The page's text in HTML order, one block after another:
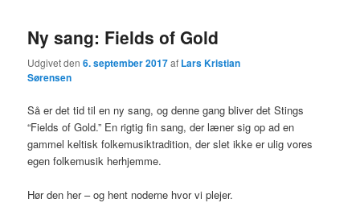
Ny sang: Fields of Gold
Udgivet den6. september 2017af Lars Kristian
Sørensen
Så er det tid til en ny sang, og denne gang bliver det Stings
“Fields of Gold.” En rigtig fin sang, der læner sig op ad en
gammel keltisk folkemusiktradition, der slet ikke er ulig vores
egen folkemusik herhjemme.
Hør den her – og hent noderne hvor vi plejer.